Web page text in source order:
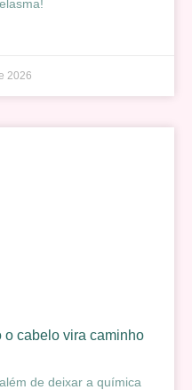
2026
o cabelo vira caminho
de deixar a química